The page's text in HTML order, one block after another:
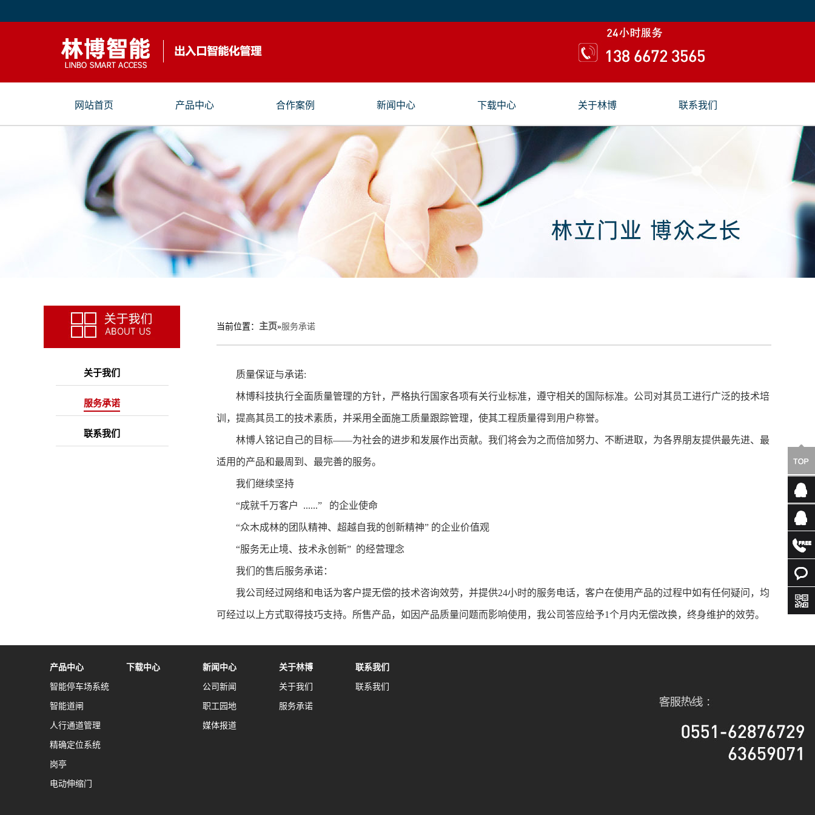
网站首页 产品中心 合作案例 新闻中心 下载中心 关于林博 联系我们
关于我们
服务承诺
联系我们
当前位置： 主页»服务承诺
质量保证与承诺:
林博科技执行全面质量管理的方针，严格执行国家各项有关行业标准，遵守相关的国际标准。公司对其员工进行广泛的技术培
训，提高其员工的技术素质，并采用全面施工质量跟踪管理，使其工程质量得到用户称誉。
林博人铭记自己的目标——为社会的进步和发展作出贡献。我们将会为之而倍加努力、不断进取，为各界朋友提供最先进、最
适用的产品和最周到、最完善的服务。
我们继续坚持
“成就千万客户 ......” 的企业使命
“众木成林的团队精神、超越自我的创新精神” 的企业价值观
“服务无止境、技术永创新” 的经营理念
我们的售后服务承诺：
我公司经过网络和电话为客户提无偿的技术咨询效劳，并提供24小时的服务电话，客户在使用产品的过程中如有任何疑问，均
可经过以上方式取得技巧支持。所售产品，如因产品质量问题而影响使用，我公司答应给予1个月内无偿改换，终身维护的效劳。
产品中心
智能停车场系统
智能道闸
人行通道管理
精确定位系统
岗亭
电动伸缩门
下载中心 新闻中心
公司新闻
职工园地
媒体报道
关于林博
关于我们
服务承诺
联系我们
联系我们